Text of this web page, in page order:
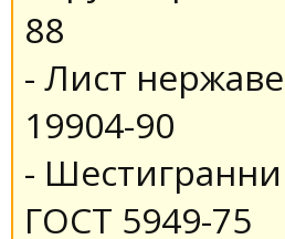
88
- Лист
19904-90
-
ГОСТ 5949-75